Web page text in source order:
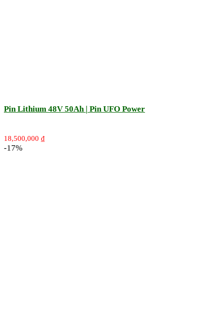
Pin Lithium 48V 50Ah | Pin UFO Power
18,500,000 ₫
-17%